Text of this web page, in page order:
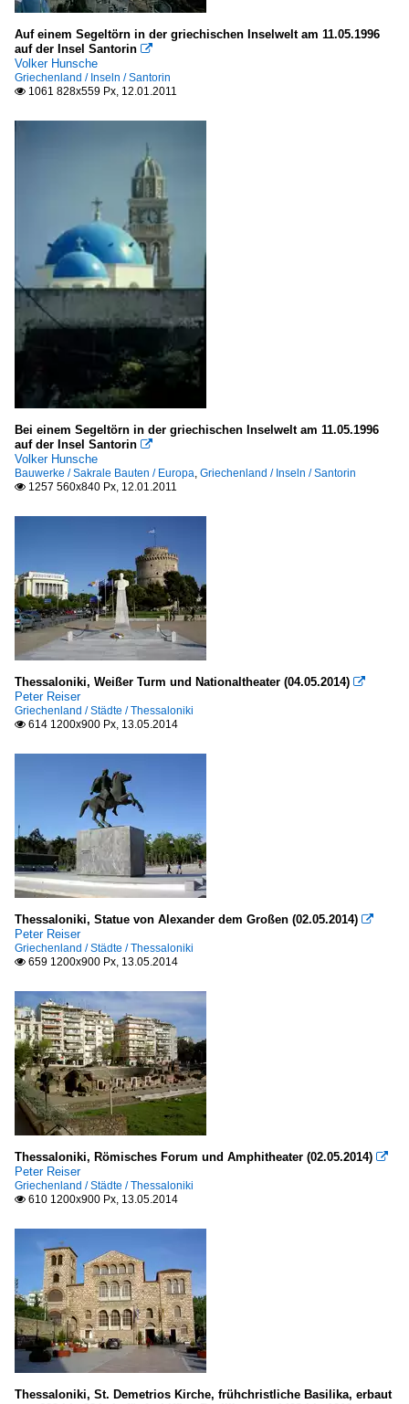
Auf einem Segeltörn in der griechischen Inselwelt am 11.05.1996
auf der Insel Santorin 
Volker Hunsche
Griechenland / Inseln / Santorin
 1061 828x559 Px, 12.01.2011
Bei einem Segeltörn in der griechischen Inselwelt am 11.05.1996
auf der Insel Santorin 
Volker Hunsche
Bauwerke / Sakrale Bauten / Europa, Griechenland / Inseln / Santorin
 1257 560x840 Px, 12.01.2011
Thessaloniki, Weißer Turm und Nationaltheater (04.05.2014) 
Peter Reiser
Griechenland / Städte / Thessaloniki
 614 1200x900 Px, 13.05.2014
Thessaloniki, Statue von Alexander dem Großen (02.05.2014) 
Peter Reiser
Griechenland / Städte / Thessaloniki
 659 1200x900 Px, 13.05.2014
Thessaloniki, Römisches Forum und Amphitheater (02.05.2014) 
Peter Reiser
Griechenland / Städte / Thessaloniki
 610 1200x900 Px, 13.05.2014
Thessaloniki, St. Demetrios Kirche, frühchristliche Basilika, erbaut